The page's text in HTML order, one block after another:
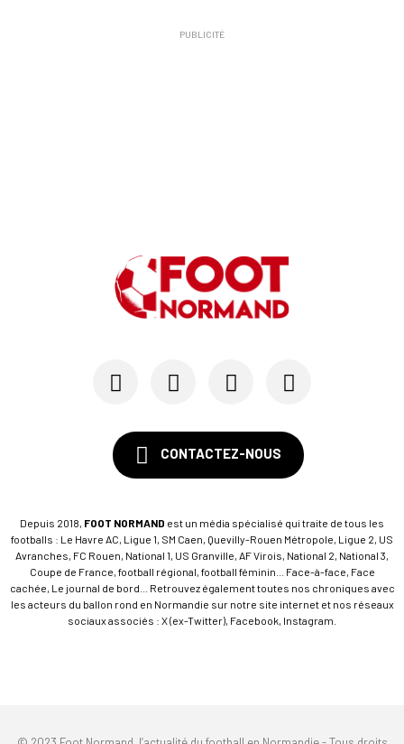
PUBLICITÉ
CONTACTEZ-NOUS
Depuis 2018, FOOT NORMAND est un média spécialisé qui traite de tous les
footballs : Le Havre AC, Ligue 1, SM Caen, Quevilly-Rouen Métropole, Ligue 2, US
Avranches, FC Rouen, National 1, US Granville, AF Virois, National 2, National 3,
Coupe de France, football régional, football féminin... Face-à-face, Face
cachée, Le journal de bord... Retrouvez également toutes nos chroniques avec
les acteurs du ballon rond en Normandie sur notre site internet et nos réseaux
sociaux associés : X (ex-Twitter), Facebook, Instagram.